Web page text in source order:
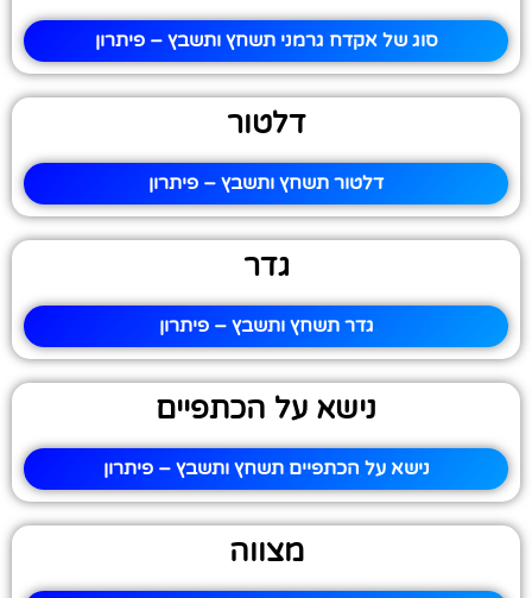
סוג של אקדח גרמני תשחץ ותשבץ – פיתרון
דלטור
דלטור תשחץ ותשבץ – פיתרון
גדר
גדר תשחץ ותשבץ – פיתרון
נישא על הכתפיים
נישא על הכתפיים תשחץ ותשבץ – פיתרון
מצווה